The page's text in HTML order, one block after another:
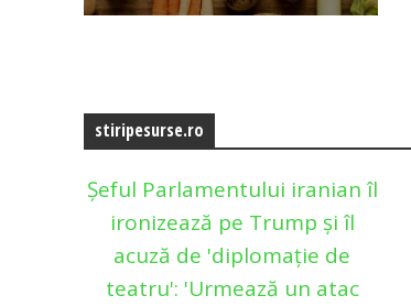
stiripesurse.ro
Șeful Parlamentului iranian îl
ironizează pe Trump și îl
acuză de 'diplomație de
teatru': 'Urmează un atac